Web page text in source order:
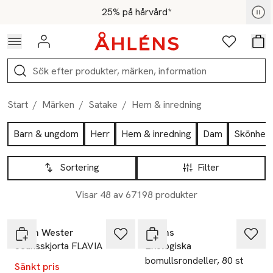
Hoppa till navigationsmenyn25% på hårvård*
För medlemmar - Shoppa nu
Logga in Favoriter
Sök
Start / Märken / Satake / Hem & inredning
Hoppa till produktsidan
Barn & ungdom Herr Hem & inredning Dam
Skönhet
Hoppa till produktsidan
Filter
Sortering
Visar 48 av 67198 produkter
Lista över produkter
Carin Wester
Jeansskjorta FLAVIA
Sänkt pris
Åhléns
Ekologiska
bomullsrondeller, 80 st